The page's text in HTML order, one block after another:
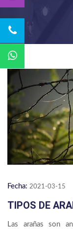
Fecha: 2021-03-15
TIPOS DE
Las arañas son